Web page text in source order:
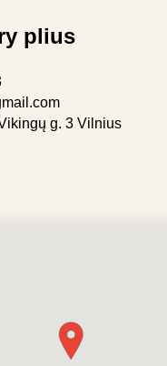
plius
g. 3 Vilnius